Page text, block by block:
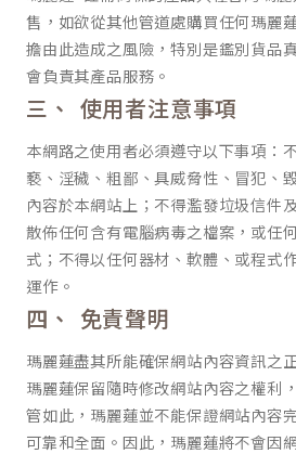
售，如欲從其他管道處購買任何瑪麗
擔由此造成之風險，特別是鑑別貨品
會負責其產品服務。
使用者注意事項
本網路之使用者必須遵守以下事項：
褻、淫穢、粗鄙、具威脅性、冒犯、
內容於本網站上；不得濫發垃圾信件
散佈任何含有電腦病毒之檔案，或任
式；不得以任何器材、軟體、或程式
運作。
免責聲明
瑪麗蓮盡其所能確保網站內容資訊之
瑪麗蓮保留隨時修改網站內容之權利
管如此，瑪麗蓮並不能保證網站內容
可靠和全面。因此，瑪麗蓮將不會因